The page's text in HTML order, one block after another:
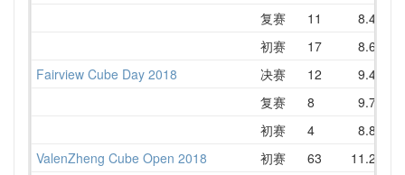
复赛
11 8.45
初赛
17 8.66
Fairview Cube Day 2018
决赛 12 9.48
复赛
8 9.73
初赛
4
8.85
ValenZheng Cube Open 2018
初赛 63 11.21